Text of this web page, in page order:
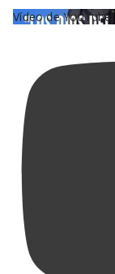
Vídeo de YouTube